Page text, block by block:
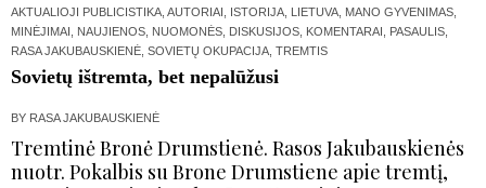
AKTUALIOJI PUBLICISTIKA AUTORIAI ISTORIJA LIETUVA MANO GYVENIMAS
MINĖJIMAI
NAUJIENOS NUOMONĖS, DISKUSIJOS, KOMENTARAI PASAULIS
RASA JAKUBAUSKIENĖ SOVIETŲ OKUPACIJA TREMTIS
Sovietų ištremta, bet nepalūžusi
BY RASA JAKUBAUSKIENĖ
Tremtinė Bronė Drumstienė. Rasos Jakubauskienės
nuotr. Pokalbis su Brone Drumstiene apie tremtį,